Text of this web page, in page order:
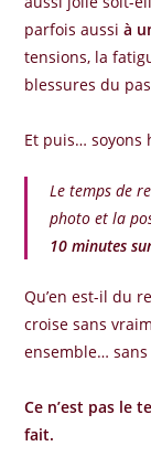
parfois aussià
tensions, la
blessures du
Et puis… soyons
Le temps de
photo et la
10 minutes
Qu’en est-il du
croise sans
ensemble…
Ce n’est pas le
fait.